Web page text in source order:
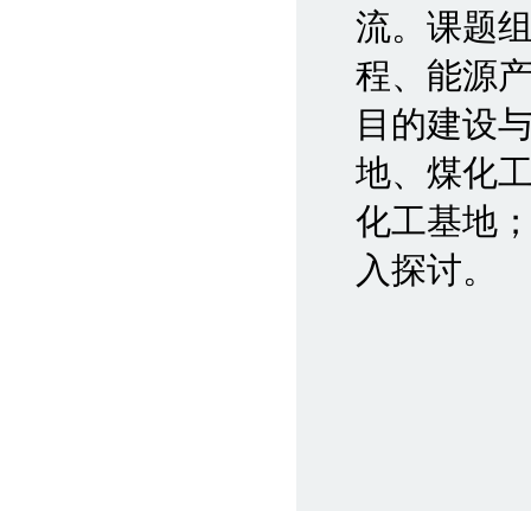
流。课题
程、能源
目的建设
地、煤化
化工基地
入探讨。